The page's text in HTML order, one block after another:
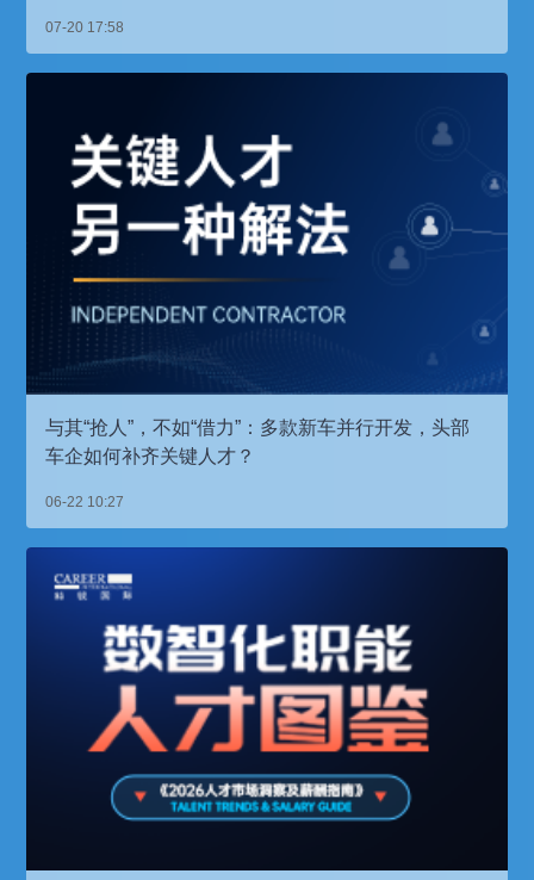
07-20 17:58
与其“抢人”，不如“借力”：多款新车并行开发，头部
车企如何补齐关键人才？
06-22 10:27